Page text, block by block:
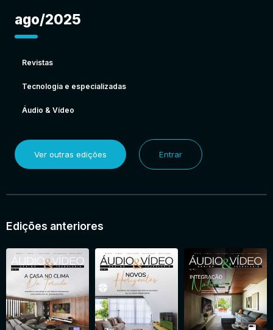
ago/2025
Revistas
Tecnologia e especializadas
Áudio & Vídeo
Ver outras edições Entrar
Edições anteriores